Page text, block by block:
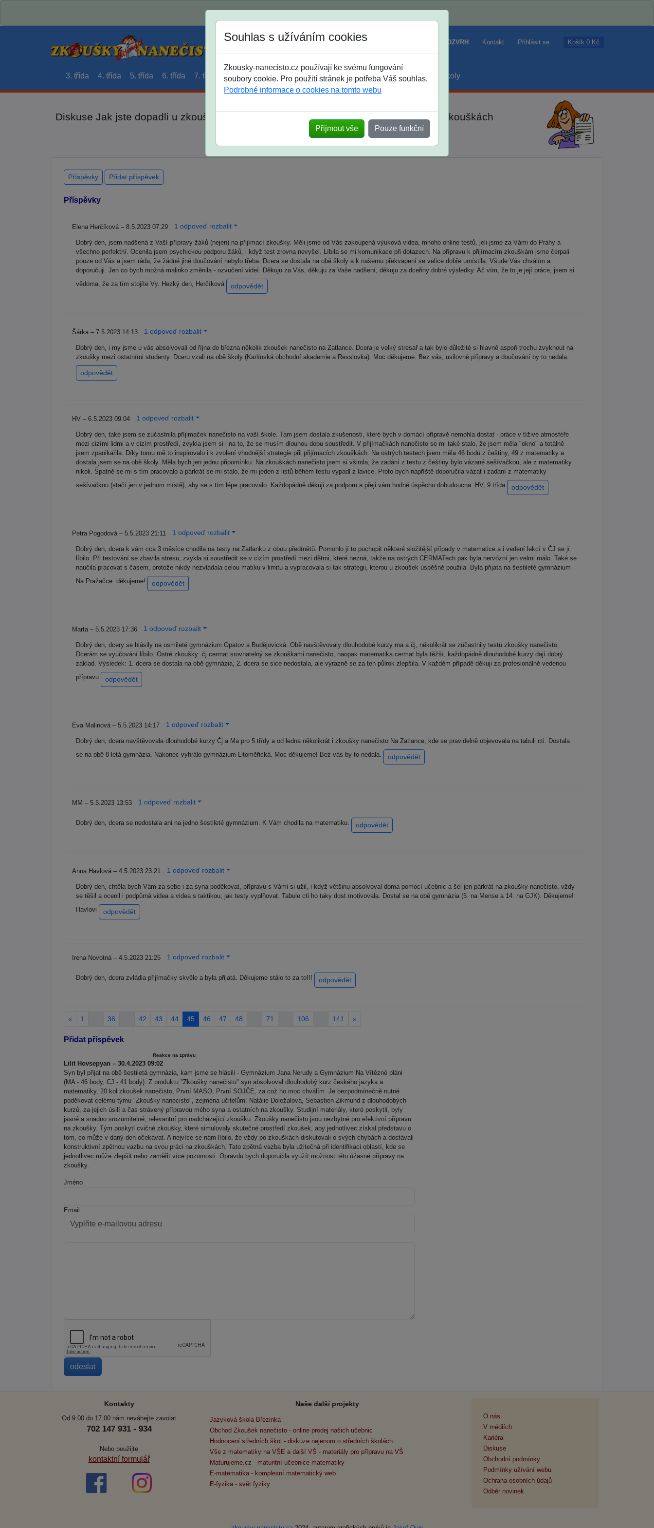
Jak si vybrat ROZVRH Kontakt Přihlásit se Košík 0 Kč
3. třída 4. třída 5. třída 6. třída 7. třída 8. třída 9. třída střední maturanti soutěže prázdniny školy
Diskuse Jak jste dopadli u zkoušek na SŠ? Vaše ohlasy po skutečných přijímacích zkouškách
Souhlas s užíváním cookies
Zkousky-nanecisto.cz používají ke svému fungování
soubory cookie. Pro použití stránek je potřeba Váš souhlas.
Podrobné informace o cookies na tomto webu
Přijmout vše Pouze funkční
Příspěvky Přidat příspěvek
Příspěvky
Elena Herčíková – 8.5.2023 07:29 1 odpoveď rozbalit
Dobrý den, jsem nadšená z Vaší přípravy žáků (nejen) na přijímací zkoušky. Měli jsme od Vás zakoupená výuková videa, mnoho online testů, jeli jsme za Vámi do Prahy a
všechno perfektní. Ocenila jsem psychickou podporu žáků, i když test zrovna nevyšel. Líbila se mi komunikace při dotazech. Na přípravu k přijímacím zkouškám jsme čerpali
pouze od Vás a jsem ráda, že žádné jiné doučování nebylo třeba. Dcera se dostala na obě školy a k našemu překvapení se velice dobře umístila. Všude Vás chválím a
doporučuji. Jen co bych možná malinko změnila - ozvučení videí. Děkuju za Vás, děkuju za Vaše nadšení, děkuju za dceřiny dobré výsledky. Ač vím, že to je její práce, jsem si
vědoma, že za tím stojíte Vy. Hezký den, Herčíková
odpovědět
Šárka – 7.5.2023 14:13 1 odpoveď rozbalit
Dobrý den, i my jsme u vás absolvovali od října do března několik zkoušek nanečisto na Zatlance. Dcera je velký stresař a tak bylo důležité si hlavně aspoň trochu zvyknout na
zkoušky mezi ostatními studenty. Dceru vzali na obě školy (Karlínská obchodní akademie a Resslovka). Moc děkujeme. Bez vás, usilovné přípravy a doučování by to nedala.
odpovědět
HV – 6.5.2023 09:04 1 odpoveď rozbalit
Dobrý den, také jsem se zúčastnila příjimaček nanečisto na vaší škole. Tam jsem dostala zkušenosti, které bych v domácí přípravě nemohla dostat - práce v tíživé atmosféře
mezi cizími lidmi a v cizím prostředí, zvykla jsem si i na to, že se musím dlouhou dobu soustředit. V přijímačkách nanečisto se mi také stalo, že jsem měla "okno" a totálně
jsem zpanikařila. Díky tomu mě to inspirovalo i k zvolení vhodnější strategie přii přijímacích zkouškách. Na ostrých testech jsem měla 46 bodů z češtiny, 49 z matematiky a
dostala jsem se na obě školy. Měla bych jen jednu připomínku. Na zkouškách nanečisto jsem si všimla, že zadání z testu z češtiny bylo vázané sešívačkou, ale z matematiky
nikoli. Špatně se mi s tím pracovalo a párkrát se mi stalo, že mi jeden z listů během testu vypadl z lavice. Proto bych napříště doporučila vázat i zadání z matematiky
sešívačkou (stačí jen v jednom místě), aby se s tím lépe pracovalo. Každopádně děkuji za podporu a přeji vám hodně úspěchu dobudoucna. HV, 9.třída
odpovědět
Petra Pogodová – 5.5.2023 21:11 1 odpoveď rozbalit
Dobrý den, dcera k vám cca 3 měsíce chodila na testy na Zatlanku z obou předmětů. Pomohlo jí to pochopit některé složitější případy v matematice a i vedení lekcí v ČJ se jí
líbilo. Při testování se zbavila stresu, zvykla si soustředit se v cizím prostředí mezi dětmi, které nezná, takže na ostrých CERMATech pak byla nervózní jen velmi málo. Také se
naučila pracovat s časem, protože nikdy nezvládala celou matiku v limitu a vypracovala si tak strategii, kterou u zkoušek úspěšně použila. Byla přijata na šestileté gymnázium
Na Pražačce. děkujeme!
odpovědět
Marta – 5.5.2023 17:36 1 odpoveď rozbalit
Dobrý den, dcery se hlásily na osmileté gymnázium Opatov a Budějovická. Obě navštěvovaly dlouhodobé kurzy ma a čj, několikrát se zůčastnily testů zkoušky nanečisto.
Dcerám se vyučování líbilo. Ostré zkoušky: čj cermat srovnatelný se zkouškami nanečisto, naopak matematika cermat byla těžší, každopádně dlouhodobé kurzy dají dobrý
základ. Výsledek: 1. dcera se dostala na obě gymnázia, 2. dcera se sice nedostala, ale výrazně se za ten půlrok zlepšila. V každém případě děkuji za profesionálně vedenou
přípravu
odpovědět
Eva Malinová – 5.5.2023 14:17 1 odpoveď rozbalit
Dobrý den, dcera navštěvovala dlouhodobé kurzy Čj a Ma pro 5.třídy a od ledna několikrát i zkoušky nanečisto Na Zatlance, kde se pravidelně objevovala na tabuli cti. Dostala
se na obě 8-letá gymnázia. Nakonec vyhrálo gymnázium Litoměřická. Moc děkujeme! Bez vás by to nedala.
odpovědět
MM – 5.5.2023 13:53 1 odpoveď rozbalit
Dobrý den, dcera se nedostala ani na jedno šestileté gymnázium. K Vám chodila na matematiku. odpovědět
Anna Havlová – 4.5.2023 23:21 1 odpoveď rozbalit
Dobrý den, chtěla bych Vám za sebe i za syna poděkovat, přípravu s Vámi si užil, i když většinu absolvoval doma pomocí učebnic a šel jen párkrát na zkoušky nanečisto, vždy
se těšil a ocenil i podpůrná videa a videa s taktikou, jak testy vyplňovat. Tabule cti ho taky dost motivovala. Dostal se na obě gymnázia (5. na Mense a 14. na GJK). Děkujeme!
Havlovi
odpovědět
Irena Novotná – 4.5.2023 21:25 1 odpoveď rozbalit
Dobrý den, dcera zvládla přijímačky skvěle a byla přijatá. Děkujeme stálo to za to!!! odpovědět
« 1 36 42 43 44 45 46 47 48 71 106 141 »
Přidat příspěvek
Reakce na zprávu
Lilit Hovsepyan – 30.4.2023 09:02
Syn byl přijat na obě šestiletá gymnázia, kam jsme se hlásili - Gymnázium Jana Nerudy a Gymnázium Na Vítězné pláni
(MA - 46 body, CJ - 41 body). Z produktu "Zkoušky nanečisto" syn absolvoval dlouhodobý kurz českého jazyka a
matematiky, 20 kol zkoušek nanečisto, První MASO, První SOJČE, za což ho moc chválím. Je bezpodmínečně nutné
poděkovat celému týmu "Zkoušky nanecisto", zejména učitelům: Natálie Doležalová, Sebastien Zikmund z dlouhodobých
kurzů, za jejich úsilí a čas strávený přípravou mého syna a ostatních na zkoušky. Studijní materiály, které poskytli, byly
jasné a snadno srozumitelné, relevantní pro nadcházející zkoušku. Zkoušky nanečisto jsou nezbytné pro efektivní přípravu
na zkoušky. Tým poskytl cvičné zkoušky, které simulovaly skutečné prostředí zkoušek, aby jednotlivec získal představu o
tom, co může v daný den očekávat. A nejvíce se nám líbilo, že vždy po zkouškách diskutovali o svých chybách a dostávali
konstruktivní zpětnou vazbu na svou práci na zkouškách. Tato zpětná vazba byla užitečná při identifikaci oblastí, kde se
jednotlivec může zlepšit nebo zaměřit více pozornosti. Opravdu bych doporučila využít možnost této úžasné přípravy na
zkoušky.
Jméno
Email
Kontakty
Od 9.00 do 17.00 nám neváhejte zavolat
702 147 931 - 934
Nebo použijte
kontaktní formulář
Naše další projekty
Jazyková škola Březinka
Obchod Zkoušek nanečisto - online prodej našich učebnic
Hodnocení středních škol - diskuze nejenom o středních školách
Vše z matematiky na VŠE a další VŠ - materiály pro přípravu na VŠ
Maturujeme.cz - maturitní učebnice matematiky
E-matematika - komplexní matematický web
E-fyzika - svět fyziky
O nás
V médiích
Kariéra
Diskuse
Obchodní podmínky
Podmínky užívání webu
Ochrana osobních údajů
Odběr novinek